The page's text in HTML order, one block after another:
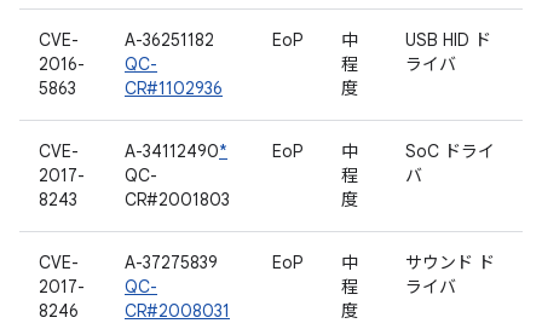
CVE-
2016-
5863
A-36251182
QC-
CR#1102936
EoP
中
程
度
USB HID ド
ライバ
CVE-
2017-
8243
A-34112490*
QC-
CR#2001803
EoP
中
程
度
SoC ドライ
バ
CVE-
2017-
8246
A-37275839
QC-
CR#2008031
EoP
中
程
度
サウンド ド
ライバ